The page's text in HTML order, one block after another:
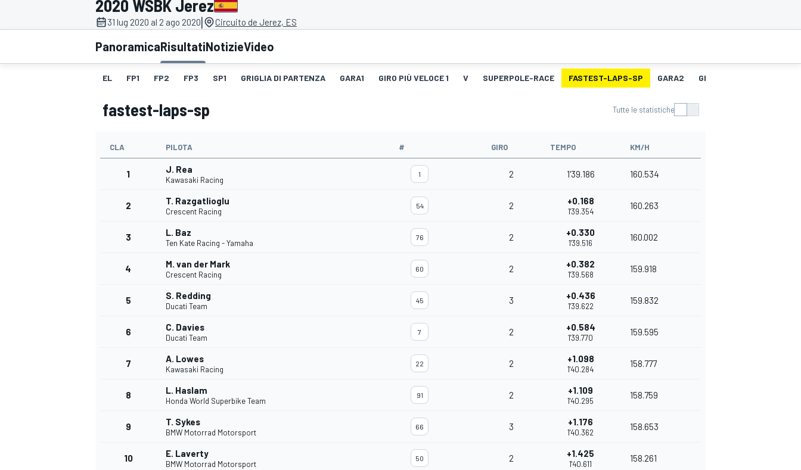
MOTOGP WEC
WRC
2020 WSBK Jerez
31 lug 2020 al 2 ago 2020| Circuito de Jerez, ES
PanoramicaRisultatiNotizieVideo
EL FP1 FP2 FP3 SP1 GRIGLIA DI PARTENZA GARA1 GIRO PIÙ VELOCE 1 V SUPERPOLE-RACE FASTEST-LAPS-SP GARA2 GIRO PIÙ VELOCE 2
fastest-laps-sp Tutte le statistiche
CLA PILOTA # GIRO TEMPO KM/H
1 J. Rea
Kawasaki Racing
1 2 1'39.186 160.534
2 T. Razgatlioglu
Crescent Racing
54 2 +0.168
1'39.354
160.263
3 L. Baz
Ten Kate Racing - Yamaha
76 2 +0.330
1'39.516
160.002
4 M. van der Mark
Crescent Racing
60 2 +0.382
1'39.568
159.918
5 S. Redding
Ducati Team
45 3 +0.436
1'39.622
159.832
6 C. Davies
Ducati Team
7 2 +0.584
1'39.770
159.595
7 A. Lowes
Kawasaki Racing
22 2 +1.098
1'40.284
158.777
8 L. Haslam
Honda World Superbike Team
91 2 +1.109
1'40.295
158.759
9 T. Sykes
BMW Motorrad Motorsport
66 3 +1.176
1'40.362
158.653
10 E. Laverty
BMW Motorrad Motorsport
50 2 +1.425
1'40.611
158.261